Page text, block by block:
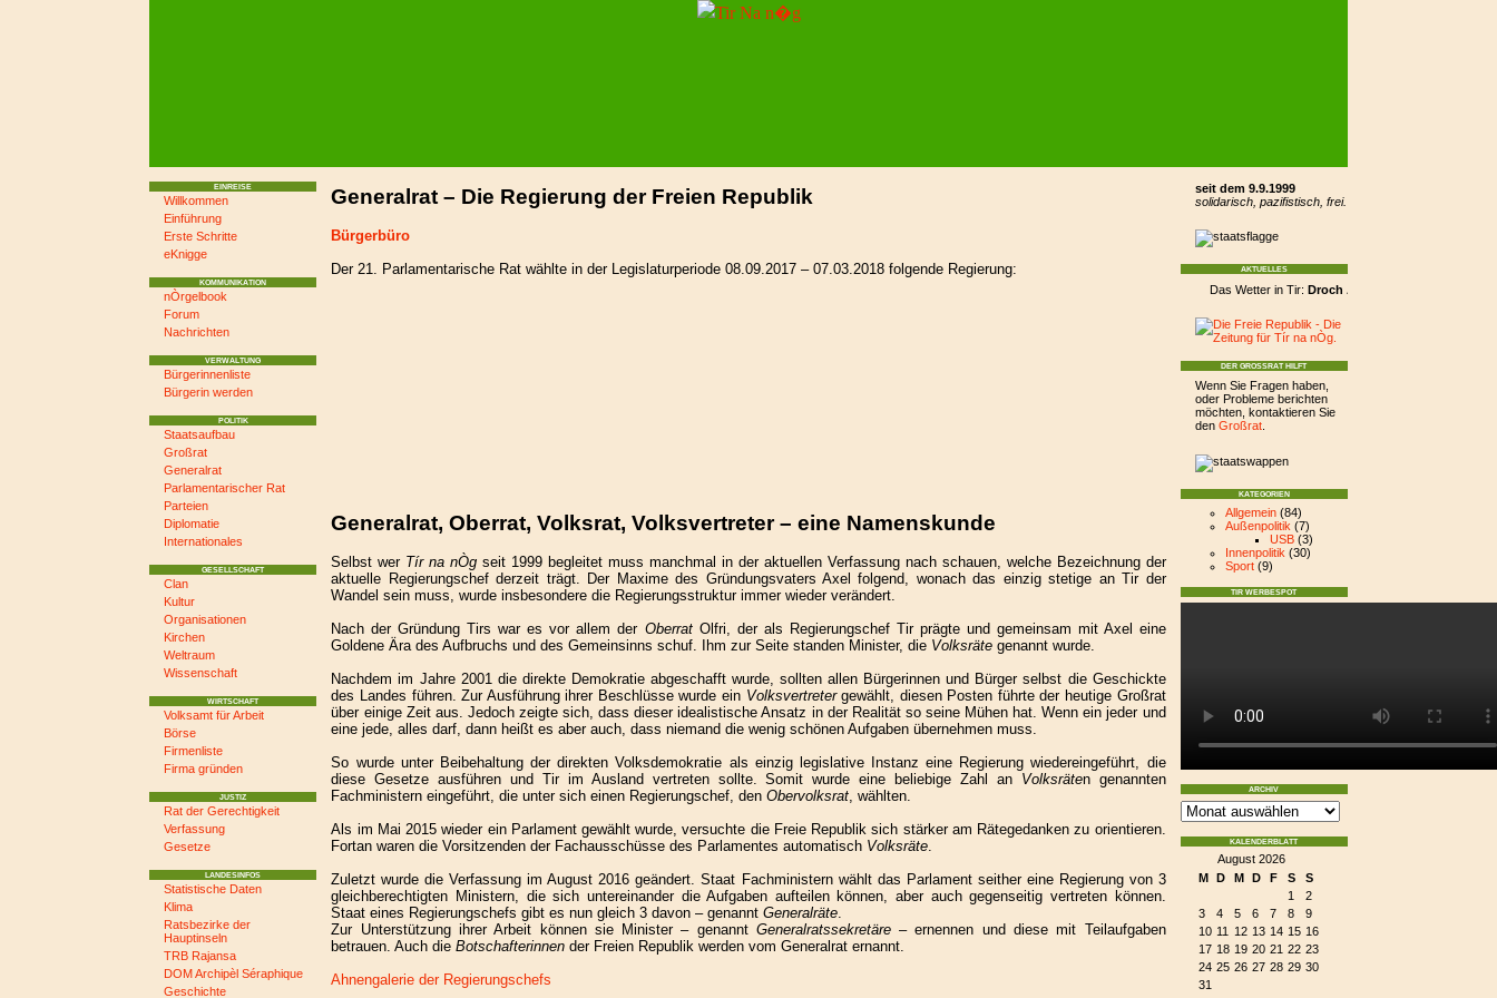
EINREISE
Willkommen
Einführung
Erste Schritte
eKnigge
KOMMUNIKATION
nÒrgelbook
Forum
Nachrichten
VERWALTUNG
Bürgerinnenliste
Bürgerin werden
POLITIK
Staatsaufbau
Großrat
Generalrat
Parlamentarischer Rat
Parteien
Diplomatie
Internationales
GESELLSCHAFT
Clan
Kultur
Organisationen
Kirchen
Weltraum
Wissenschaft
WIRTSCHAFT
Volksamt für Arbeit
Börse
Firmenliste
Firma gründen
JUSTIZ
Rat der Gerechtigkeit
Verfassung
Gesetze
LANDESINFOS
Statistische Daten
Klima
Ratsbezirke der
Hauptinseln
TRB Rajansa
DOM Archipèl Séraphique
Geschichte
seit dem 9.9.1999
solidarisch, pazifistisch, frei.
AKTUELLES
Das Wetter in Tir:Droch Aimsir
DER GROSSRAT HILFT
Wenn Sie Fragen haben,
oder Probleme berichten
möchten, kontaktieren Sie
den Großrat.
KATEGORIEN
Allgemein(84)
Außenpolitik (7)
USB(3)
Innenpolitik (30)
Sport(9)
TIR WERBESPOT
ARCHIV
KALENDERBLATT
August 2026
M
D M D F S
S
1
2
3
4 5 6 7 8
9
10 11 12 13 14 15 16
17 18 19 20 21 22 23
24 25 26 27 28 29 30
31
Generalrat – Die Regierung der Freien Republik
Bürgerbüro
Der 21. Parlamentarische Rat wählte in der Legislaturperiode 08.09.2017 – 07.03.2018 folgende Regierung:
Generalrat, Oberrat, Volksrat, Volksvertreter – eine Namenskunde
Selbst wer Tír na nÒg seit 1999 begleitet muss manchmal in der aktuellen Verfassung nach schauen, welche Bezeichnung der
aktuelle Regierungschef derzeit trägt. Der Maxime des Gründungsvaters Axel folgend, wonach das einzig stetige an Tir der
Wandel sein muss, wurde insbesondere die Regierungsstruktur immer wieder verändert.
Nach der Gründung Tirs war es vor allem der OberratOlfri, der als Regierungschef Tir prägte und gemeinsam mit Axel eine
Goldene Ära des Aufbruchs und des Gemeinsinns schuf. Ihm zur Seite standen Minister, die Volksräte genannt wurde.
Nachdem im Jahre 2001 die direkte Demokratie abgeschafft wurde, sollten allen Bürgerinnen und Bürger selbst die Geschickte
des Landes führen. Zur Ausführung ihrer Beschlüsse wurde ein Volksvertretergewählt, diesen Posten führte der heutige Großrat
über einige Zeit aus. Jedoch zeigte sich, dass dieser idealistische Ansatz in der Realität so seine Mühen hat. Wenn ein jeder und
eine jede, alles darf, dann heißt es aber auch, dass niemand die wenig schönen Aufgaben übernehmen muss.
So wurde unter Beibehaltung der direkten Volksdemokratie als einzig legislative Instanz eine Regierung wiedereingeführt, die
diese Gesetze ausführen und Tir im Ausland vertreten sollte. Somit wurde eine beliebige Zahl an Volksräten genannten
Fachministern eingeführt, die unter sich einen Regierungschef, denObervolksrat , wählten.
Als im Mai 2015 wieder ein Parlament gewählt wurde, versuchte die Freie Republik sich stärker am Rätegedanken zu orientieren.
Fortan waren die Vorsitzenden der Fachausschüsse des Parlamentes automatisch Volksräte
Zuletzt wurde die Verfassung im August 2016 geändert. Staat Fachministern wählt das Parlament seither eine Regierung von 3
gleichberechtigten Ministern, die sich untereinander die Aufgaben aufteilen können, aber auch gegenseitig vertreten können.
Staat eines Regierungschefs gibt es nun gleich 3 davon – genannt Generalräte
Zur Unterstützung ihrer Arbeit können sie Minister – genannt Generalratssekretäre– ernennen und diese mit Teilaufgaben
betrauen. Auch dieBotschafterinnen der Freien Republik werden vom Generalrat ernannt.
Ahnengalerie der Regierungschefs